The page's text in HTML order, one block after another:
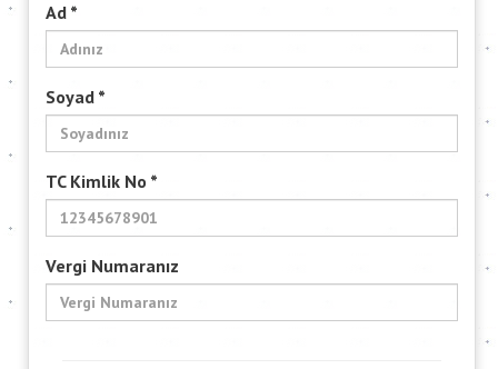
Ad *
Soyad *
TC Kimlik No *
Vergi Numaranız